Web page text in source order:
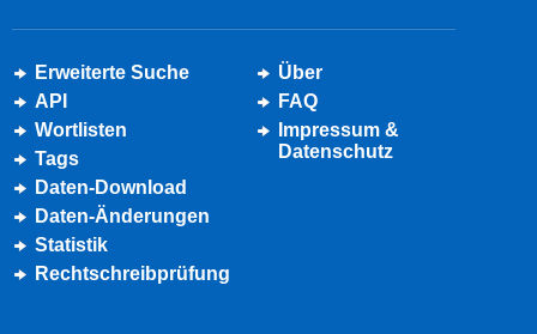
Erweiterte Suche
API
Wortlisten
Tags
Daten-Download
Daten-Änderungen
Statistik
Rechtschreibprüfung
Über
FAQ
Impressum &
Datenschutz